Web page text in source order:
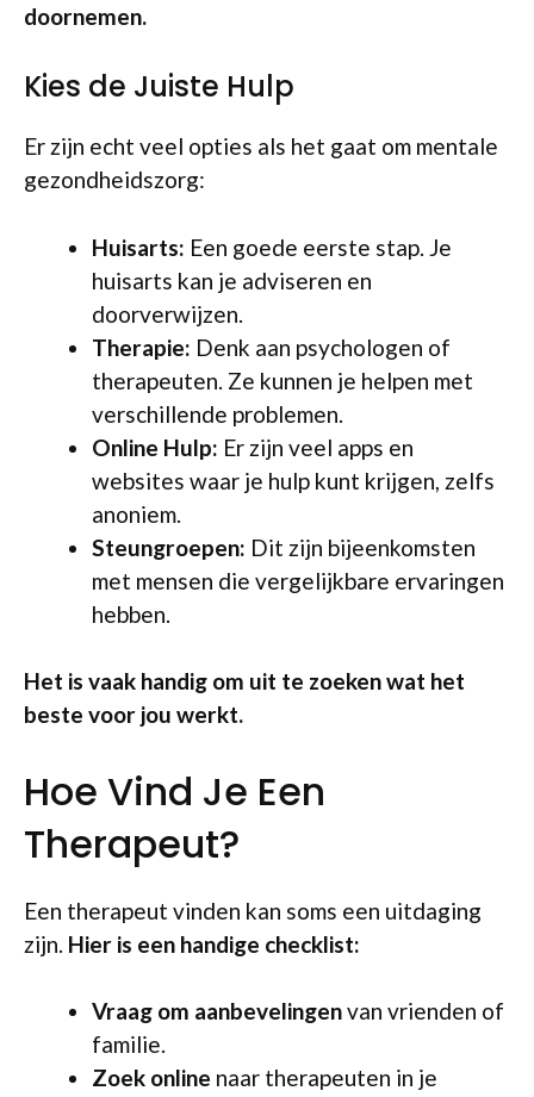
doornemen.
Kies de Juiste Hulp
Er zijn echt veel opties als het gaat om mentale
gezondheidszorg:
Huisarts: Een goede eerste stap. Je
huisarts kan je adviseren en
doorverwijzen.
Therapie: Denk aan psychologen of
therapeuten. Ze kunnen je helpen met
verschillende problemen.
Online Hulp: Er zijn veel apps en
websites waar je hulp kunt krijgen, zelfs
anoniem.
Steungroepen: Dit zijn bijeenkomsten
met mensen die vergelijkbare ervaringen
hebben.
Het is vaak handig om uit te zoeken wat het
beste voor jou werkt.
Hoe Vind Je Een
Therapeut?
Een therapeut vinden kan soms een uitdaging
zijn. Hier is een handige checklist:
Vraag om aanbevelingenvan vrienden of
familie.
Zoek online naar therapeuten in je